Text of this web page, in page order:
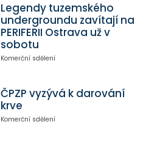
Legendy tuzemského
undergroundu zavítají na
PERIFERII Ostrava už v
sobotu
Komerční sdělení
ČPZP vyzývá k darování
krve
Komerční sdělení